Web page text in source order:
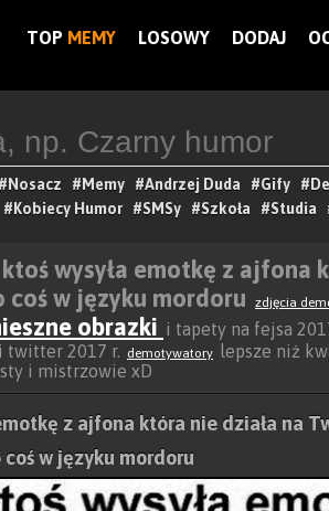
TOP MEMY LOSOWY DODAJ
#Nosacz #Memy #Andrzej Duda #Gify
#Kobiecy Humor #SMSy #Szkoła #Studia
wysyła emotkę z ajfona
w języku mordoru
zdjęcia
obrazki i tapety na fejsa
twitter 2017 r. demotywatory
lepsze niż
i mistrzowie xD
z ajfona która nie działa na
w języku mordoru